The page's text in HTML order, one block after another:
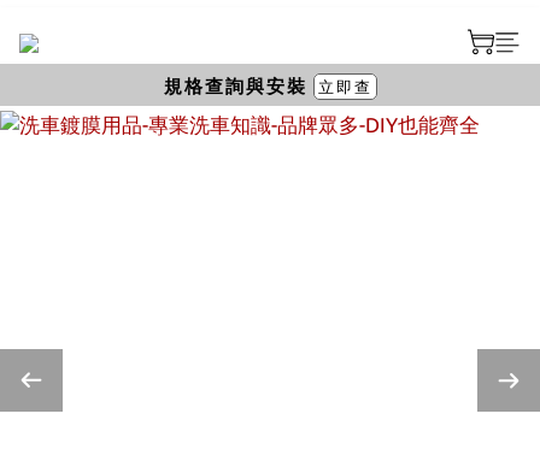
規格查詢與安裝 立即查